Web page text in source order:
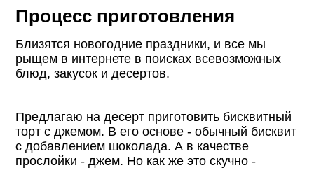
Процесс приготовления
Близятся новогодние праздники, и все мы
рыщем в интернете в поисках всевозможных
блюд, закусок и десертов.
Предлагаю на десерт приготовить бисквитный
торт с джемом. В его основе - обычный бисквит
с добавлением шоколада. А в качестве
прослойки - джем. Но как же это скучно -